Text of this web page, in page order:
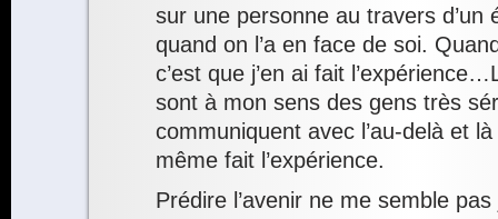
sur une personne au travers d’un
quand on l’a en face de soi.
c’est que j’en ai fait
sont à mon sens des gens très
communiquent avec l’au-delà et
même fait l’expérience.
Prédire l’avenir ne me semble